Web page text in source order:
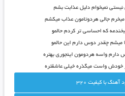
نمیخوام دلیل عذابت بشم
جالی هردوتامون عذاب میکشم
که احساسی تر کردم حالمو
میشم چقدر دوس دارم این حالمو
دارم واسه هردومون اینجوری بهتره
خودش واست میگذره خیلی عاشقتره
آهنگ با کيفيت 320